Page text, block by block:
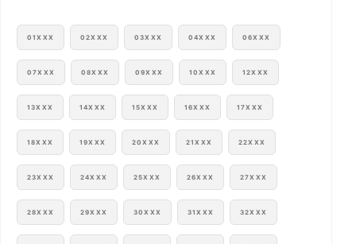
01XXX 02XXX 03XXX 04XXX 06XXX
07XXX 08XXX 09XXX 10XXX 12XXX
13XXX 14XXX 15XXX 16XXX 17XXX
18XXX 19XXX 20XXX 21XXX 22XXX
23XXX 24XXX 25XXX 26XXX 27XXX
28XXX 29XXX 30XXX 31XXX 32XXX